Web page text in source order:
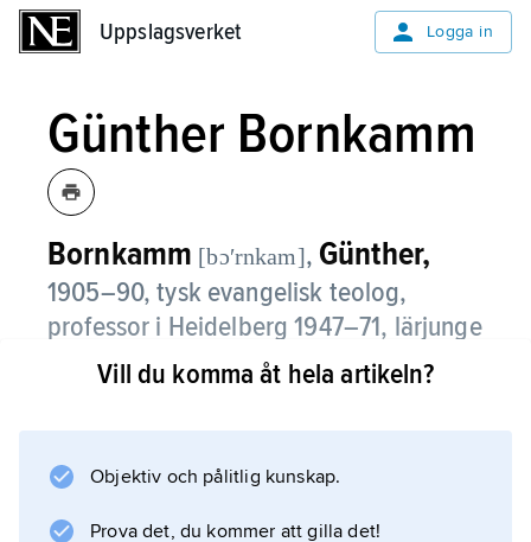
Uppslagsverket Logga in
Günther Bornkamm
Bornkamm [bɔʹrnkam], Günther,
1905–90, tysk evangelisk teolog,
professor i Heidelberg 1947–71, lärjunge
till Rudolf Bultmann.
redaktionshistoria
Vill du komma åt hela artikeln?
Objektiv och pålitlig kunskap.
Prova det, du kommer att gilla det!